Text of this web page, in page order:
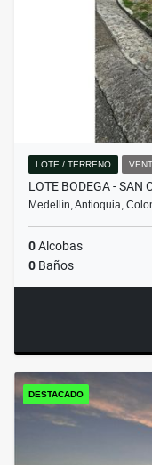
LOTE / TERRENO
LOTE BODEGA - SAN
Medellín, Antioquia,
0Alcobas
0 Baños
DESTACADO